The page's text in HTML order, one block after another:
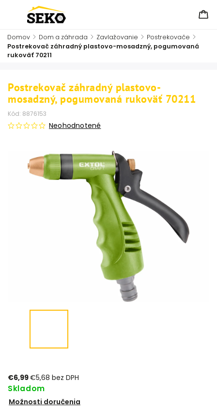
Domov / Dom a záhrada / Zavlažovanie / Postrekovače /
Postrekovač záhradný plastovo-mosadzný, pogumovaná
rukoväť 70211
Postrekovač záhradný plastovo-
mosadzný, pogumovaná rukoväť 70211
Kód: 8876153
Neohodnotené
€6,99€5,68 bez DPH
Skladom
Možnosti doručenia